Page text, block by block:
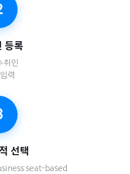
등록
취인
력
선택
seat-based